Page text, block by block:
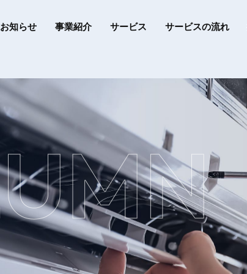
お知らせ 事業紹介 サービス サービスの流れ